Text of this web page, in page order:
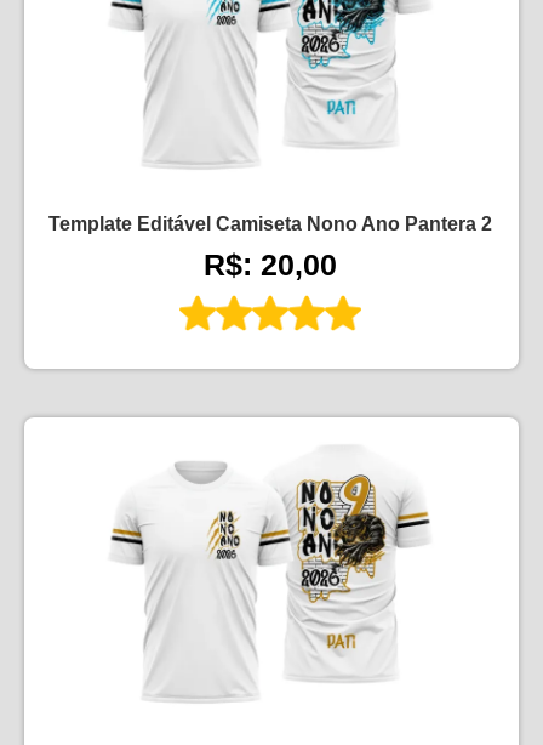
Template Editável Camiseta Nono Ano Pantera 2
R$: 20,00